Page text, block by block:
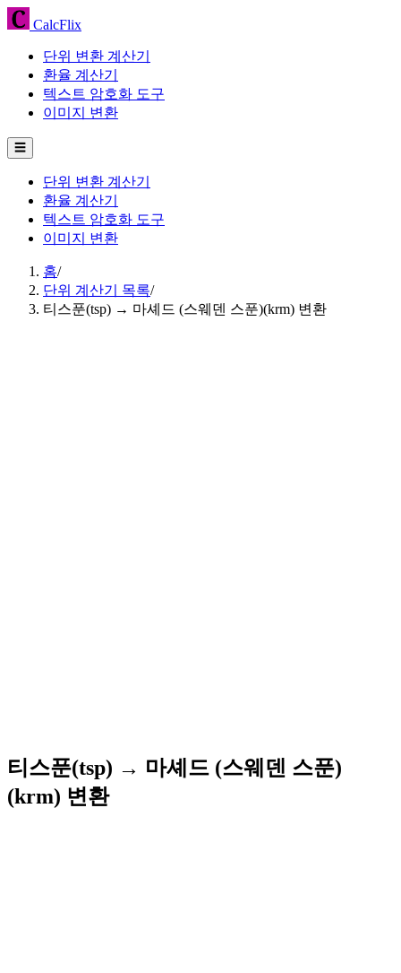
CalcFlix
단위 변환 계산기
환율 계산기
텍스트 암호화 도구
이미지 변환
☰
단위 변환 계산기
환율 계산기
텍스트 암호화 도구
이미지 변환
홈/
단위 계산기 목록/
티스푼(tsp) → 마셰드 (스웨덴 스푼)(krm) 변환
티스푼(tsp) → 마셰드 (스웨덴 스푼)
(krm) 변환